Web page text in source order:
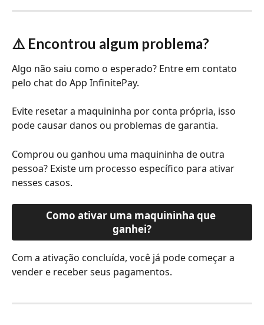
⚠️ Encontrou algum problema?
Algo não saiu como o esperado? Entre em contato
pelo chat do App InfinitePay.
Evite resetar a maquininha por conta própria, isso
pode causar danos ou problemas de garantia.
Comprou ou ganhou uma maquininha de outra
pessoa? Existe um processo específico para ativar
nesses casos.
Como ativar uma maquininha que
ganhei?
Com a ativação concluída, você já pode começar a
vender e receber seus pagamentos.